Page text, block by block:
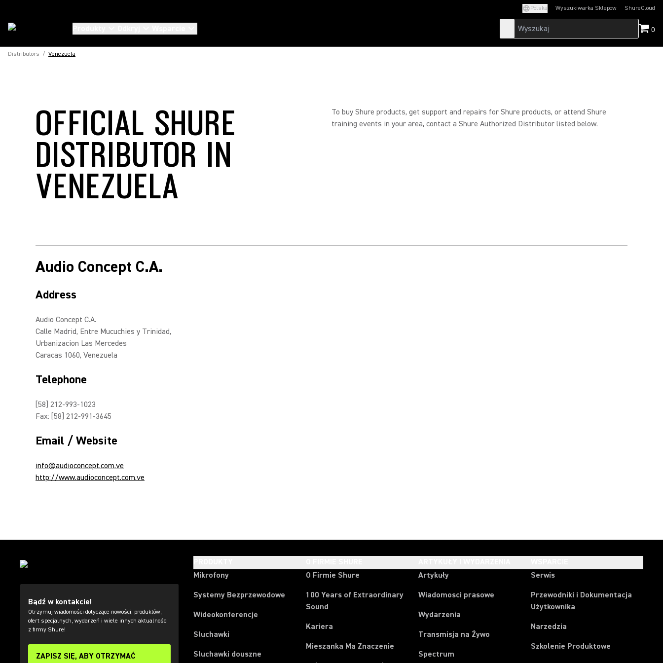
Polska Wyszukiwarka Sklepow ShureCloud
(Opens in a new
0
Distributors / Venezuela
OFFICIAL SHURE
DISTRIBUTOR IN
VENEZUELA
To buy Shure products, get support and repairs for Shure products, or attend Shure
training events in your area, contact a Shure Authorized Distributor listed below.
Audio Concept C.A.
Address
Audio Concept C.A.
Calle Madrid, Entre Mucuchies y Trinidad,
Urbanizacion Las Mercedes
Caracas 1060, Venezuela
Telephone
[58] 212-993-1023
Fax: [58] 212-991-3645
Email / Website
info@audioconcept.com.ve
http://www.audioconcept.com.ve
Bądź w kontakcie!
Otrzymuj wiadomości dotyczące nowości, produktów,
ofert specjalnych, wydarzeń i wiele innych aktualności
z firmy Shure!
ZAPISZ SIĘ, ABY OTRZYMAĆ
Mikrofony
Systemy Bezprzewodowe
Wideokonferencje
Sluchawki
Sluchawki douszne
O Firmie Shure
100 Years of Extraordinary
Sound
Kariera
Mieszanka Ma Znaczenie
Artykuły
Wiadomosci prasowe
Wydarzenia
Transmisja na Żywo
Spectrum
Serwis
Przewodniki i Dokumentacja
Użytkownika
Narzedzia
Szkolenie Produktowe